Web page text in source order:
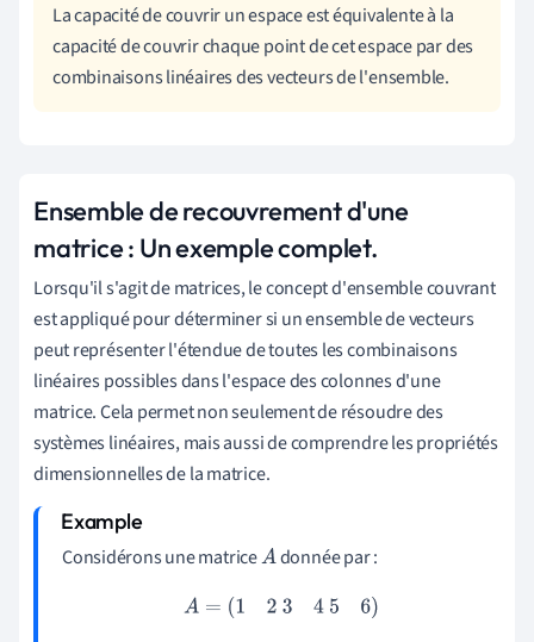
La capacité de couvrir un espace est équivalente à la
capacité de couvrir chaque point de cet espace par des
combinaisons linéaires des vecteurs de l'ensemble.
Ensemble de recouvrement d'une
matrice : Un exemple complet.
Lorsqu'il s'agit de matrices, le concept d'ensemble couvrant
est appliqué pour déterminer si un ensemble de vecteurs
peut représenter l'étendue de toutes les combinaisons
linéaires possibles dans l'espace des colonnes d'une
matrice. Cela permet non seulement de résoudre des
systèmes linéaires, mais aussi de comprendre les propriétés
dimensionnelles de la matrice.
Considérons une matriceA donnée par :
A
12 34 6)